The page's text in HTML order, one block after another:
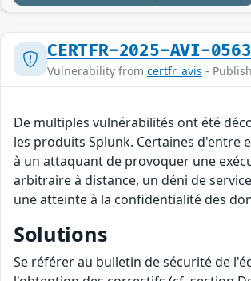
CERTFR-2025-AVI-0563
Vulnerability from certfr_avis -
De multiples vulnérabilités ont été
les produits Splunk. Certaines d'entre
à un attaquant de provoquer une
arbitraire à distance, un déni de
une atteinte à la confidentialité des
Solutions
Se référer au bulletin de sécurité de